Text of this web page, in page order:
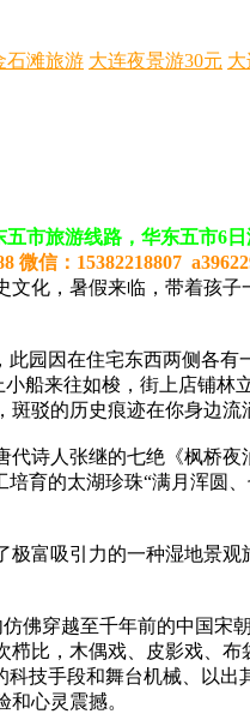
石滩旅游 大连夜景游30元
市旅游线路，华东五市6日
微信：15382218807
化，暑假来临，带着孩
园因在住宅东西两侧各
船来往如梭，街上店铺
驳的历史痕迹在你身边流
诗人张继的七绝《枫桥夜
育的太湖珍珠“满月浑圆
富吸引力的一种湿地景
佛穿越至千年前的中国宋
比，木偶戏、皮影戏、
技手段和舞台机械、以
心灵震撼。